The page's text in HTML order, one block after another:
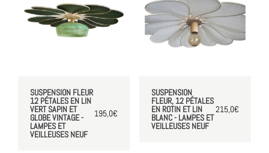
SUSPENSION FLEUR
12 PÉTALES EN LIN
VERT SAPIN ET
GLOBE VINTAGE -
LAMPES ET
VEILLEUSES NEUF
195,0€
SUSPENSION
FLEUR, 12 PÉTALES
EN ROTIN ET LIN
BLANC - LAMPES ET
VEILLEUSES NEUF
215,0€